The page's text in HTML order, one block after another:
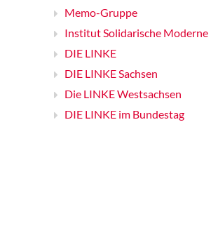
Memo-Gruppe
Institut Solidarische Moderne
DIE LINKE
DIE LINKE Sachsen
Die LINKE Westsachsen
DIE LINKE im Bundestag